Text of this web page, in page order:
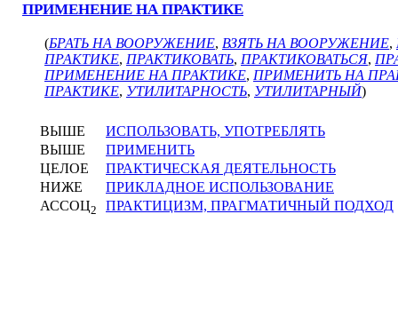
ПРИМЕНЕНИЕ НА ПРАКТИКЕ
(БРАТЬ НА ВООРУЖЕНИЕ, ВЗЯТЬ НА ВООРУЖЕНИЕ,
ПРАКТИКЕ, ПРАКТИКОВАТЬ, ПРАКТИКОВАТЬСЯ,
ПРИМЕНЕНИЕ НА ПРАКТИКЕ, ПРИМЕНИТЬ НА
ПРАКТИКЕ, УТИЛИТАРНОСТЬ, УТИЛИТАРНЫЙ)
ВЫШЕ
ИСПОЛЬЗОВАТЬ, УПОТРЕБЛЯТЬ
ВЫШЕ
ПРИМЕНИТЬ
ЦЕЛОЕ
ПРАКТИЧЕСКАЯ ДЕЯТЕЛЬНОСТЬ
НИЖЕ
ПРИКЛАДНОЕ ИСПОЛЬЗОВАНИЕ
АССОЦ2 ПРАКТИЦИЗМ, ПРАГМАТИЧНЫЙ ПОДХОД